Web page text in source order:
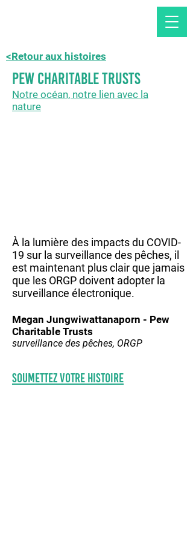
Megan Jungwiwattanaporn - Pew
Charitable Trusts
surveillance des pêches, ORGP
Soumettez votre histoire
À la lumière des impacts du COVID-
19 sur la surveillance des pêches, il
est maintenant plus clair que jamais
que les ORGP doivent adopter la
surveillance électronique.
Pew Charitable Trusts
<Retour aux histoires
Notre océan, notre lien avec la
nature